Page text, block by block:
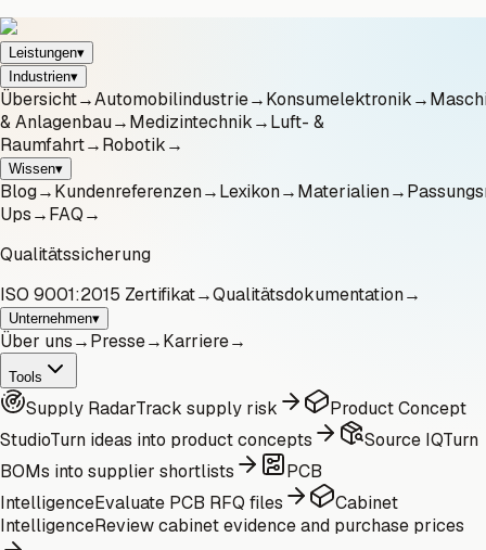
Leistungen▾
Industrien▾
Übersicht→Automobilindustrie→Konsumelektronik→
& Anlagenbau→Medizintechnik→Luft- &
Raumfahrt→Robotik→
Wissen▾
Blog→Kundenreferenzen→Lexikon→Materialien→
Ups→FAQ→
Qualitätssicherung
ISO 9001:2015 Zertifikat→Qualitätsdokumentation→
Unternehmen▾
Über uns→Presse→Karriere→
Tools
Supply RadarTrack supply risk
Product Concept
StudioTurn ideas into product concepts Source IQTurn
BOMs into supplier shortlists
PCB
IntelligenceEvaluate PCB RFQ files
Cabinet
IntelligenceReview cabinet evidence and purchase prices